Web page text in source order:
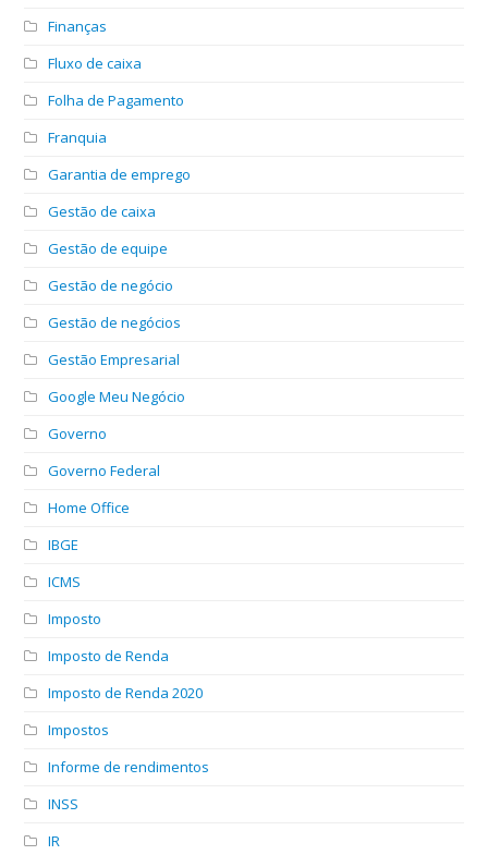
Finanças
Fluxo de caixa
Folha de Pagamento
Franquia
Garantia de emprego
Gestão de caixa
Gestão de equipe
Gestão de negócio
Gestão de negócios
Gestão Empresarial
Google Meu Negócio
Governo
Governo Federal
Home Office
IBGE
ICMS
Imposto
Imposto de Renda
Imposto de Renda 2020
Impostos
Informe de rendimentos
INSS
IR